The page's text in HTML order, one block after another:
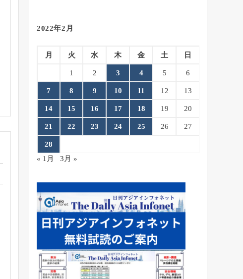
2022年2月
月 火 水 木 金 土 日
1 2 3 4 5 6
7 8 9 10 11 12 13
14 15 16 17 18 19 20
21 22 23 24 25 26 27
28
« 1月
3月 »